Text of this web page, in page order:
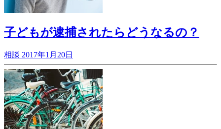
子どもが逮捕されたらどうなるの？
相談 2017年1月20日